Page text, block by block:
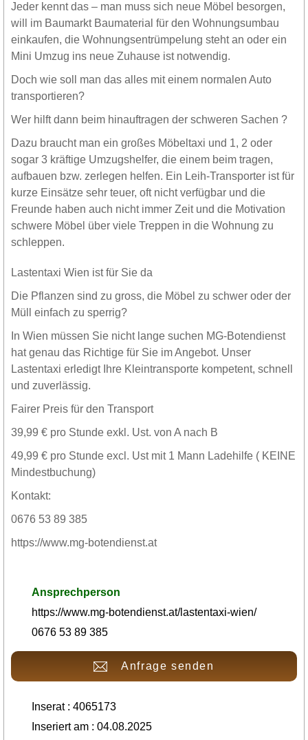
Jeder kennt das – man muss sich neue Möbel besorgen,
will im Baumarkt Baumaterial für den Wohnungsumbau
einkaufen, die Wohnungsentrümpelung steht an oder ein
Mini Umzug ins neue Zuhause ist notwendig.
Doch wie soll man das alles mit einem normalen Auto
transportieren?
Wer hilft dann beim hinauftragen der schweren Sachen ?
Dazu braucht man ein großes Möbeltaxi und 1, 2 oder
sogar 3 kräftige Umzugshelfer, die einem beim tragen,
aufbauen bzw. zerlegen helfen. Ein Leih-Transporter ist für
kurze Einsätze sehr teuer, oft nicht verfügbar und die
Freunde haben auch nicht immer Zeit und die Motivation
schwere Möbel über viele Treppen in die Wohnung zu
schleppen.
Lastentaxi Wien ist für Sie da
Die Pflanzen sind zu gross, die Möbel zu schwer oder der
Müll einfach zu sperrig?
In Wien müssen Sie nicht lange suchen MG-Botendienst
hat genau das Richtige für Sie im Angebot. Unser
Lastentaxi erledigt Ihre Kleintransporte kompetent, schnell
und zuverlässig.
Fairer Preis für den Transport
39,99 € pro Stunde exkl. Ust. von A nach B
49,99 € pro Stunde excl. Ust mit 1 Mann Ladehilfe ( KEINE
Mindestbuchung)
Kontakt:
0676 53 89 385
https://www.mg-botendienst.at
Ansprechperson
https://www.mg-botendienst.at/lastentaxi-wien/
0676 53 89 385
Anfrage senden
Inserat : 4065173
Inseriert am : 04.08.2025